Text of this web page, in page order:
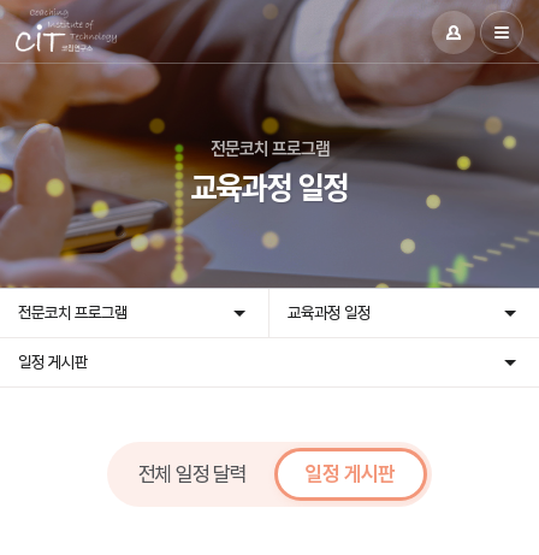
전문코치 프로그램
교육과정 일정
전문코치 프로그램 교육과정 일정
일정 게시판
전체 일정 달력 일정 게시판